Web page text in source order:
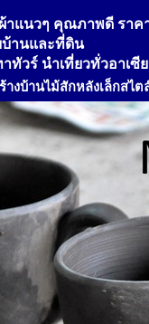
ผ้าแนวๆ คุณภาพดี ราค
านและที่ดิน
ทัวร์ นำเที่ยวทั่วอาเซี
างบ้านไม้สักหลังเล็กสไต